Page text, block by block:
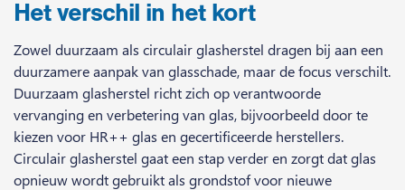
Het verschil in het kort
Zowel duurzaam als circulair glasherstel dragen bij aan een
duurzamere aanpak van glasschade, maar de focus verschilt.
Duurzaam glasherstel richt zich op verantwoorde
vervanging en verbetering van glas, bijvoorbeeld door te
kiezen voor HR++ glas en gecertificeerde herstellers.
Circulair glasherstel gaat een stap verder en zorgt dat glas
opnieuw wordt gebruikt als grondstof voor nieuwe